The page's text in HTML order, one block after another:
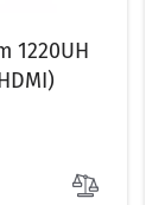
1220UH